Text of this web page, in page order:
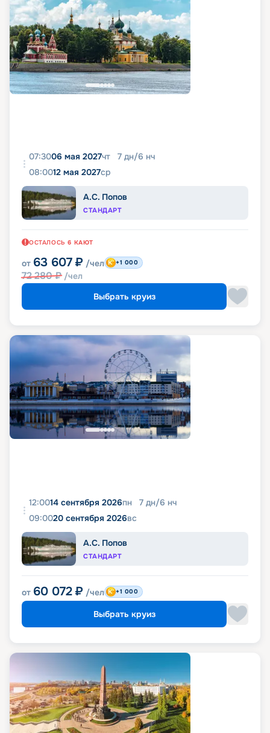
07:3006 мая 2027чт 7 дн/6 нч
08:0012 мая 2027ср
А.С. Попов
СТАНДАРТ
ОСТАЛОСЬ 6 КАЮТ
от 63 607 ₽ /чел
72 280₽ /чел
+1 000
Выбрать круиз
12:0014 сентября 2026пн 7 дн/6 нч
09:0020 сентября 2026вс
А.С. Попов
СТАНДАРТ
от 60 072 ₽ /чел +1 000
Выбрать круиз